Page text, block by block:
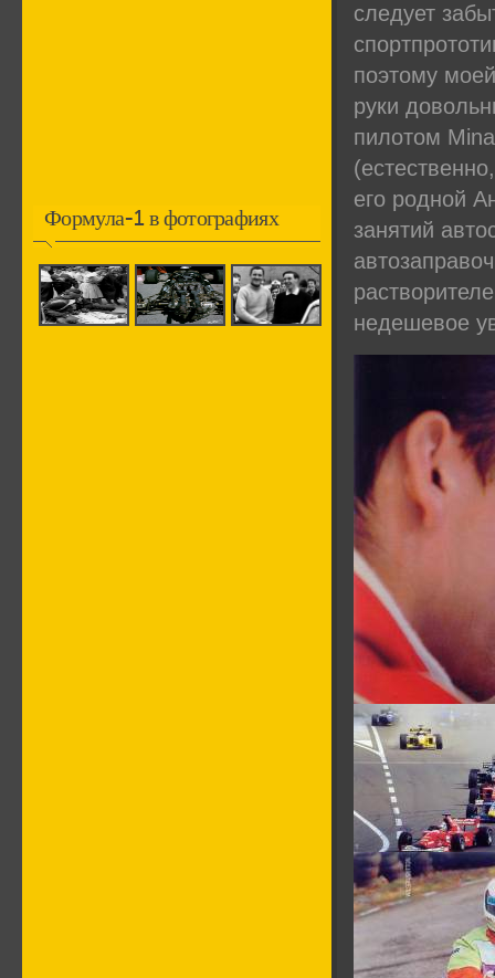
Формула-1 в фотографиях
следует
поэтому
руки
пилотом
его родной
занятий
недешевое